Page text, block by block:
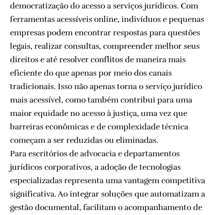
democratização do acesso a serviços jurídicos. Com
ferramentas acessíveis online, indivíduos e pequenas
empresas podem encontrar respostas para questões
legais, realizar consultas, compreender melhor seus
direitos e até resolver conflitos de maneira mais
eficiente do que apenas por meio dos canais
tradicionais. Isso não apenas torna o serviço jurídico
mais acessível, como também contribui para uma
maior equidade no acesso à justiça, uma vez que
barreiras econômicas e de complexidade técnica
começam a ser reduzidas ou eliminadas.
Para escritórios de advocacia e departamentos
jurídicos corporativos, a adoção de tecnologias
especializadas representa uma vantagem competitiva
significativa. Ao integrar soluções que automatizam a
gestão documental, facilitam o acompanhamento de